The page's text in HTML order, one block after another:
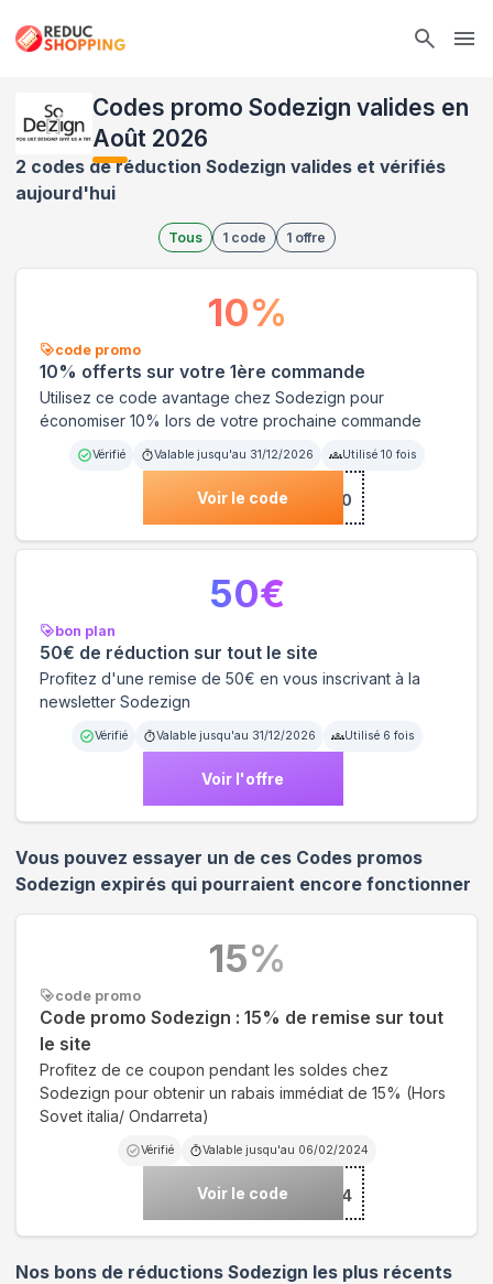
Codes promo Sodezign valides en
Août 2026
2 codes de réduction Sodezign valides et vérifiés
aujourd'hui
Tous 1 code 1 offre
code promo
10% offerts sur votre 1ère commande
Utilisez ce code avantage chez Sodezign pour
économiser 10% lors de votre prochaine commande
Vérifié Valable jusqu'au 31/12/2026 Utilisé 10 fois
Voir le code
***NVENUE10
10%
bon plan
50€ de réduction sur tout le site
Profitez d'une remise de 50€ en vous inscrivant à la
newsletter Sodezign
Vérifié Valable jusqu'au 31/12/2026 Utilisé 6 fois
Voir l'offre
50€
Vous pouvez essayer un de ces Codes promos
Sodezign expirés qui pourraient encore fonctionner
code promo
Code promo Sodezign : 15% de remise sur tout
le site
Profitez de ce coupon pendant les soldes chez
Sodezign pour obtenir un rabais immédiat de 15% (Hors
Sovet italia/ Ondarreta)
Vérifié Valable jusqu'au 06/02/2024
Voir le code***ER24
15%
Nos bons de réductions Sodezign les plus récents